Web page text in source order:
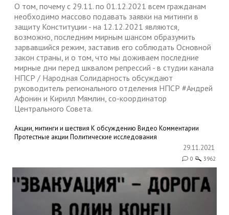
О том, почему с 29.11. по 01.12.2021 всем гражданам
необходимо массово подавать заявки на митинги в
защиту Конституции - на 12.12.2021 являются,
возможно, последним мирным шансом образумить
зарвавшийся режим, заставив его соблюдать Основной
закон страны, и о том, что мы доживаем последние
мирные дни перед шквалом репрессий - в студии канала
НПСР / Народная Солидарность обсуждают
руководитель регионального отделения НПСР #Андрей
Афонин и Кирилл Мямлин, со-координатор
Центрального Совета.
Акции, митинги и шествия К обсуждению Видео Комментарии
Протестные акции Политические исследования
29.11.2021
0 3962